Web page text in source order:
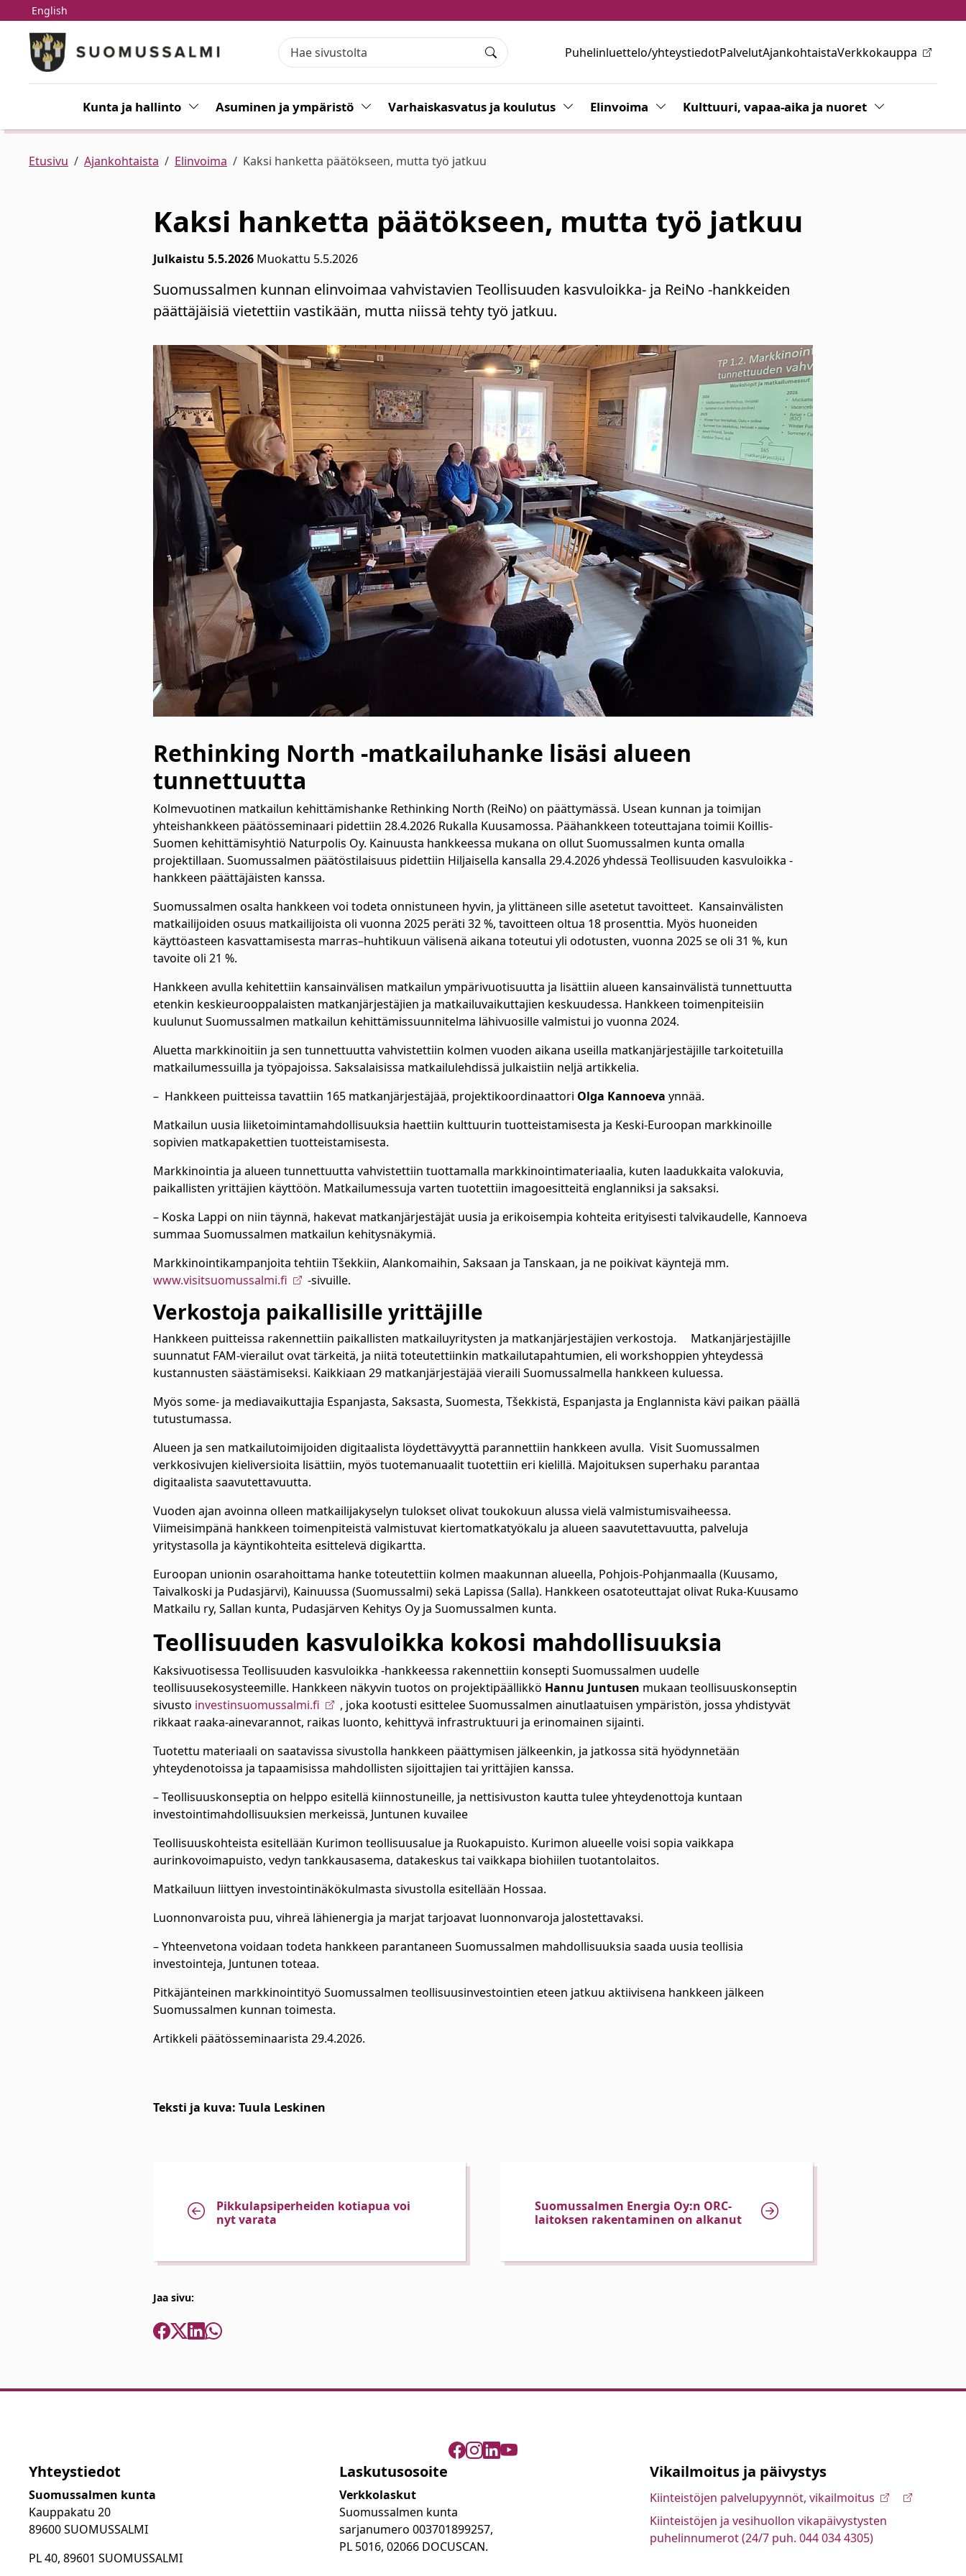
Siirry pääsisältöön
Siirry päävalikkoon
Puhelinluettelo/yhteystiedotPalvelutAjankohtaistaVerkkokauppa
English
Haku
Kunta ja hallinto Vaihda alasvetovalikkoa
Asuminen ja ympäristö Vaihda alasvetovalikkoa
Varhaiskasvatus ja koulutus Vaihda alasvetovalikkoa
Elinvoima Vaihda alasvetovalikkoa
Kulttuuri, vapaa-aika ja nuoret Vaihda
Etusivu Ajankohtaista Elinvoima Kaksi hanketta päätökseen, mutta työ jatkuu
Kaksi hanketta päätökseen, mutta työ jatkuu
Julkaistu 5.5.2026 Muokattu 5.5.2026
Suomussalmen kunnan elinvoimaa vahvistavien Teollisuuden kasvuloikka- ja ReiNo -hankkeiden
päättäjäisiä vietettiin vastikään, mutta niissä tehty työ jatkuu.
Rethinking North -matkailuhanke lisäsi alueen
tunnettuutta
Kolmevuotinen matkailun kehittämishanke Rethinking North (ReiNo) on päättymässä. Usean kunnan ja toimijan
yhteishankkeen päätösseminaari pidettiin 28.4.2026 Rukalla Kuusamossa. Päähankkeen toteuttajana toimii Koillis-
Suomen kehittämisyhtiö Naturpolis Oy. Kainuusta hankkeessa mukana on ollut Suomussalmen kunta omalla
projektillaan. Suomussalmen päätöstilaisuus pidettiin Hiljaisella kansalla 29.4.2026 yhdessä Teollisuuden kasvuloikka -
hankkeen päättäjäisten kanssa.
Suomussalmen osalta hankkeen voi todeta onnistuneen hyvin, ja ylittäneen sille asetetut tavoitteet. Kansainvälisten
matkailijoiden osuus matkailijoista oli vuonna 2025 peräti 32 %, tavoitteen oltua 18 prosenttia. Myös huoneiden
käyttöasteen kasvattamisesta marras–huhtikuun välisenä aikana toteutui yli odotusten, vuonna 2025 se oli 31 %, kun
tavoite oli 21 %.
Hankkeen avulla kehitettiin kansainvälisen matkailun ympärivuotisuutta ja lisättiin alueen kansainvälistä tunnettuutta
etenkin keskieurooppalaisten matkanjärjestäjien ja matkailuvaikuttajien keskuudessa. Hankkeen toimenpiteisiin
kuulunut Suomussalmen matkailun kehittämissuunnitelma lähivuosille valmistui jo vuonna 2024.
Aluetta markkinoitiin ja sen tunnettuutta vahvistettiin kolmen vuoden aikana useilla matkanjärjestäjille tarkoitetuilla
matkailumessuilla ja työpajoissa. Saksalaisissa matkailulehdissä julkaistiin neljä artikkelia.
– Hankkeen puitteissa tavattiin 165 matkanjärjestäjää, projektikoordinaattori Olga Kannoeva ynnää.
Matkailun uusia liiketoimintamahdollisuuksia haettiin kulttuurin tuotteistamisesta ja Keski-Euroopan markkinoille
sopivien matkapakettien tuotteistamisesta.
Markkinointia ja alueen tunnettuutta vahvistettiin tuottamalla markkinointimateriaalia, kuten laadukkaita valokuvia,
paikallisten yrittäjien käyttöön. Matkailumessuja varten tuotettiin imagoesitteitä englanniksi ja saksaksi.
– Koska Lappi on niin täynnä, hakevat matkanjärjestäjät uusia ja erikoisempia kohteita erityisesti talvikaudelle, Kannoeva
summaa Suomussalmen matkailun kehitysnäkymiä.
Markkinointikampanjoita tehtiin Tšekkiin, Alankomaihin, Saksaan ja Tanskaan, ja ne poikivat käyntejä mm.
www.visitsuomussalmi.fi
-sivuille.
Verkostoja paikallisille yrittäjille
Hankkeen puitteissa rakennettiin paikallisten matkailuyritysten ja matkanjärjestäjien verkostoja. Matkanjärjestäjille
suunnatut FAM-vierailut ovat tärkeitä, ja niitä toteutettiinkin matkailutapahtumien, eli workshoppien yhteydessä
kustannusten säästämiseksi. Kaikkiaan 29 matkanjärjestäjää vieraili Suomussalmella hankkeen kuluessa.
Myös some- ja mediavaikuttajia Espanjasta, Saksasta, Suomesta, Tšekkistä, Espanjasta ja Englannista kävi paikan päällä
tutustumassa.
Alueen ja sen matkailutoimijoiden digitaalista löydettävyyttä parannettiin hankkeen avulla. Visit Suomussalmen
verkkosivujen kieliversioita lisättiin, myös tuotemanuaalit tuotettiin eri kielillä. Majoituksen superhaku parantaa
digitaalista saavutettavuutta.
Vuoden ajan avoinna olleen matkailijakyselyn tulokset olivat toukokuun alussa vielä valmistumisvaiheessa.
Viimeisimpänä hankkeen toimenpiteistä valmistuvat kiertomatkatyökalu ja alueen saavutettavuutta, palveluja
yritystasolla ja käyntikohteita esittelevä digikartta.
Euroopan unionin osarahoittama hanke toteutettiin kolmen maakunnan alueella, Pohjois-Pohjanmaalla (Kuusamo,
Taivalkoski ja Pudasjärvi), Kainuussa (Suomussalmi) sekä Lapissa (Salla). Hankkeen osatoteuttajat olivat Ruka-Kuusamo
Matkailu ry, Sallan kunta, Pudasjärven Kehitys Oy ja Suomussalmen kunta.
Teollisuuden kasvuloikka kokosi mahdollisuuksia
Kaksivuotisessa Teollisuuden kasvuloikka -hankkeessa rakennettiin konsepti Suomussalmen uudelle
teollisuusekosysteemille. Hankkeen näkyvin tuotos on projektipäällikkö Hannu Juntusen mukaan teollisuuskonseptin
sivusto investinsuomussalmi.fi
, joka kootusti esittelee Suomussalmen ainutlaatuisen ympäristön, jossa yhdistyvät
rikkaat raaka-ainevarannot, raikas luonto, kehittyvä infrastruktuuri ja erinomainen sijainti.
Tuotettu materiaali on saatavissa sivustolla hankkeen päättymisen jälkeenkin, ja jatkossa sitä hyödynnetään
yhteydenotoissa ja tapaamisissa mahdollisten sijoittajien tai yrittäjien kanssa.
– Teollisuuskonseptia on helppo esitellä kiinnostuneille, ja nettisivuston kautta tulee yhteydenottoja kuntaan
investointimahdollisuuksien merkeissä, Juntunen kuvailee
Teollisuuskohteista esitellään Kurimon teollisuusalue ja Ruokapuisto. Kurimon alueelle voisi sopia vaikkapa
aurinkovoimapuisto, vedyn tankkausasema, datakeskus tai vaikkapa biohiilen tuotantolaitos.
Matkailuun liittyen investointinäkökulmasta sivustolla esitellään Hossaa.
Luonnonvaroista puu, vihreä lähienergia ja marjat tarjoavat luonnonvaroja jalostettavaksi.
– Yhteenvetona voidaan todeta hankkeen parantaneen Suomussalmen mahdollisuuksia saada uusia teollisia
investointeja, Juntunen toteaa.
Pitkäjänteinen markkinointityö Suomussalmen teollisuusinvestointien eteen jatkuu aktiivisena hankkeen jälkeen
Suomussalmen kunnan toimesta.
Artikkeli päätösseminaarista 29.4.2026.
Teksti ja kuva: Tuula Leskinen
Pikkulapsiperheiden kotiapua voi
nyt varata
Suomussalmen Energia Oy:n ORC-
laitoksen rakentaminen on alkanut
Jaa sivu:
Yhteystiedot
Suomussalmen kunta
Kauppakatu 20
89600 SUOMUSSALMI
PL 40, 89601 SUOMUSSALMI
Laskutusosoite
Verkkolaskut
Suomussalmen kunta
sarjanumero 003701899257,
PL 5016, 02066 DOCUSCAN.
Vikailmoitus ja päivystys
Kiinteistöjen palvelupyynnöt, vikailmoitus
Kiinteistöjen ja vesihuollon vikapäivystysten
puhelinnumerot (24/7 puh. 044 034 4305)